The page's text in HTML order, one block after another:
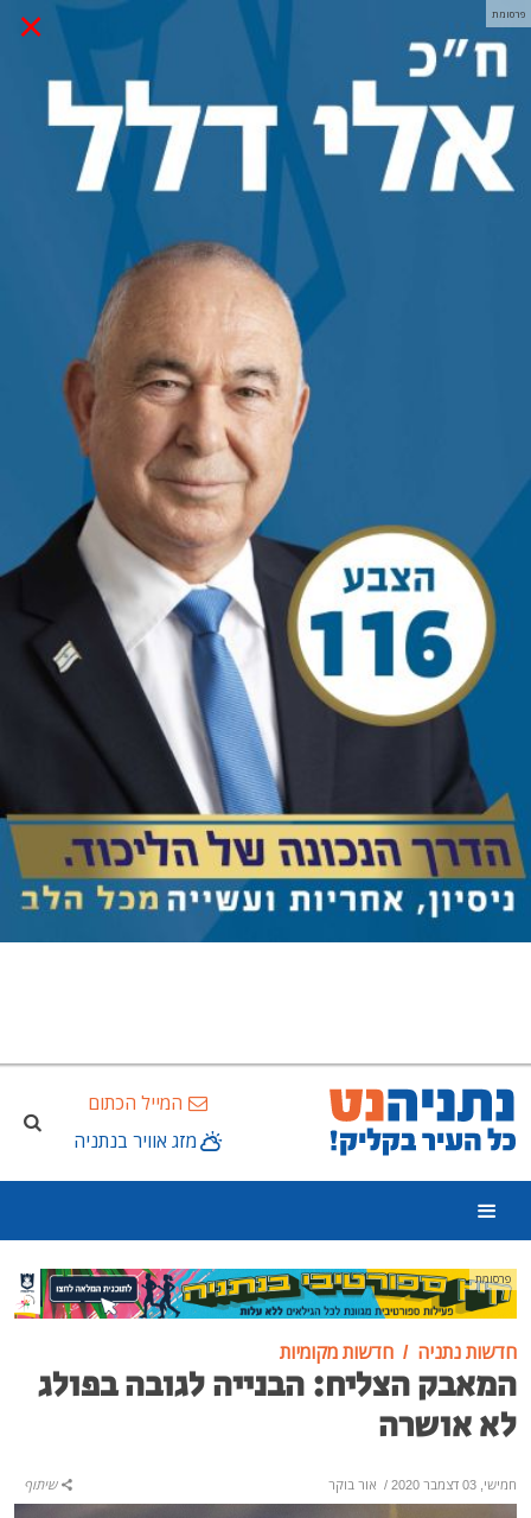
× פרסומת
המייל הכתום
מזג אוויר בנתניה
פרסומת
חדשות נתניה חדשות מקומיות
המאבק הצליח: הבנייה לגובה בפולג
לא אושרה
חמישי, 03 דצמבר 2020 / אור בוקר שיתוף